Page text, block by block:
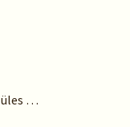
üles …